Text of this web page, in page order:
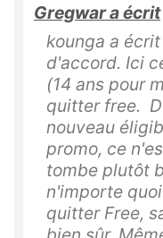
Gregwar a écrit
kounga a
d'accord. Ici
(14 ans pour
quitter free.
nouveau
promo, ce
tombe plutôt
n'importe
quitter Free,